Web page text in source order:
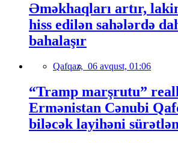
Əməkhaqları artır,
hiss edilən sahələrdə
bahalaşır
Qafqaz, 06 avqust, 01:06
“Tramp marşrutu”
Ermənistan Cənubi
biləcək layihəni